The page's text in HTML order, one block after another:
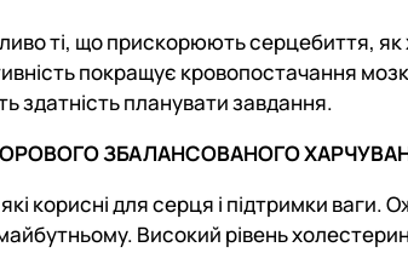
ті, що прискорюють серцебиття,
покращує кровопостачання
здатність планувати завдання.
ЗБАЛАНСОВАНОГО
корисні для серця і підтримки ваги.
Високий рівень